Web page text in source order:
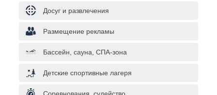
Досуг и развлечения
Размещение рекламы
Бассейн, сауна, СПА-зона
Детские спортивные лагеря